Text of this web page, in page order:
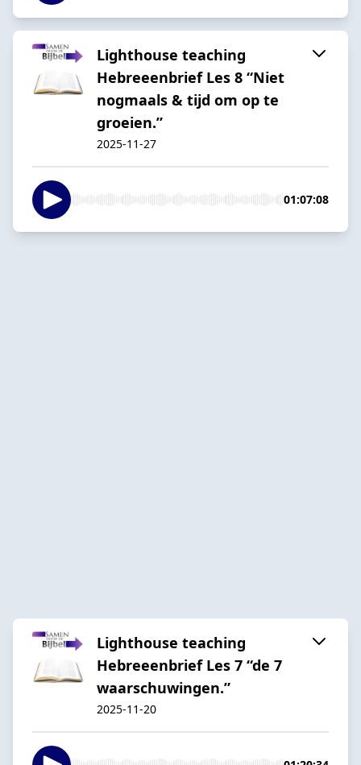
Lighthouse teaching
Hebreeenbrief Les 8 “Niet
nogmaals & tijd om op te
groeien.”
2025-11-27
01:07:08
Lighthouse teaching
Hebreeenbrief Les 7 “de 7
waarschuwingen.”
2025-11-20